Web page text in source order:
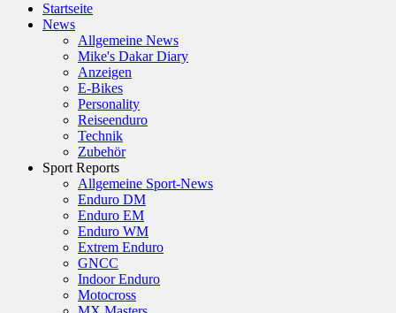
Startseite
News
Allgemeine News
Mike's Dakar Diary
Anzeigen
E-Bikes
Personality
Reiseenduro
Technik
Zubehör
Sport Reports
Allgemeine Sport-News
Enduro DM
Enduro EM
Enduro WM
Extrem Enduro
GNCC
Indoor Enduro
Motocross